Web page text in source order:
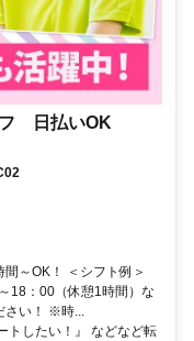
フ 日払いOK
～OK！ ＜シフト例＞
18：00（休憩1時間）な
さい！ ※時...
トしたい！』 などなど転